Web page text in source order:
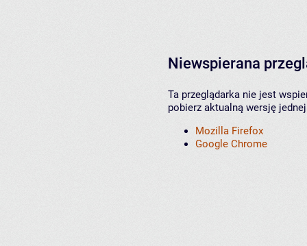
Niewspierana
Ta przeglądarka nie jest
pobierz aktualną wersję
Mozilla Firefox
Google Chrome